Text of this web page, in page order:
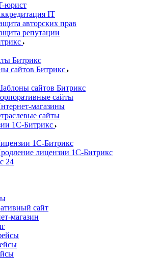
юрист
IT
авторских прав
репутации
Битрикс
сайтов Битрикс
сайтов Битрикс
сайты
магазины
сайты
1С-Битрикс
1С-Битрикс
лицензии 1С-Битрикс
24
сайт
магазин